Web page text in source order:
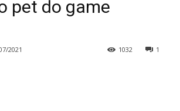
pet do game
2021 1
1032